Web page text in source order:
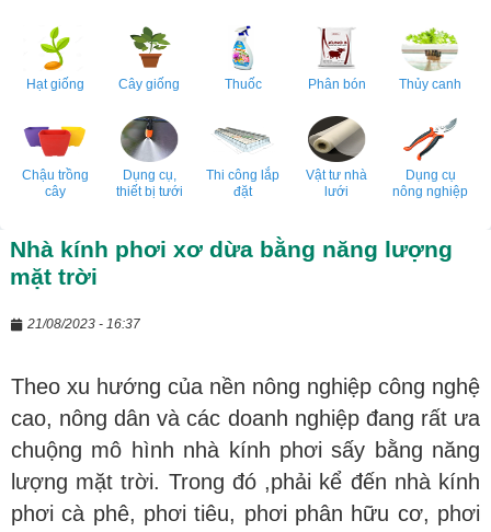
Hạt giống Cây giống Thuốc Phân bón Thủy canh
Chậu trồng
cây
Dụng cụ,
thiết bị tưới
Thi công lắp
đặt
Vật tư nhà
lưới
Dụng cụ
nông nghiệp
Nhà kính phơi xơ dừa bằng năng lượng
mặt trời
21/08/2023 - 16:37
Theo xu hướng của nền nông nghiệp công nghệ
cao, nông dân và các doanh nghiệp đang rất ưa
chuộng mô hình nhà kính phơi sấy bằng năng
lượng mặt trời. Trong đó ,phải kể đến nhà kính
phơi cà phê, phơi tiêu, phơi phân hữu cơ, phơi